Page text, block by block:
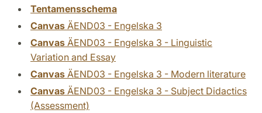
Tentamensschema
Canvas ÄEND03 - Engelska 3
Canvas ÄEND03 - Engelska 3 - Linguistic
Variation and Essay
Canvas ÄEND03 - Engelska 3 - Modern literature
Canvas ÄEND03 - Engelska 3 - Subject Didactics
(Assessment)